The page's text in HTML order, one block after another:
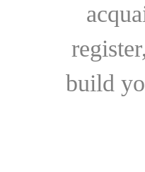
build